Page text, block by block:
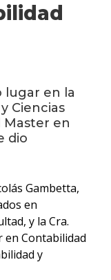
lugar en la
Ciencias
Master en
dio
Gambetta,
en
y la Cra.
en Contabilidad
y